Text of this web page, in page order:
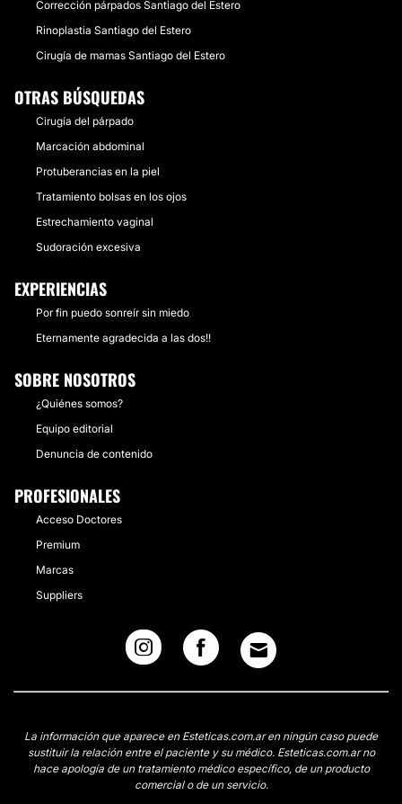
Corrección párpados Santiago del Estero
Rinoplastia Santiago del Estero
Cirugía de mamas Santiago del Estero
OTRAS BÚSQUEDAS
Cirugía del párpado
Marcación abdominal
Protuberancias en la piel
Tratamiento bolsas en los ojos
Estrechamiento vaginal
Sudoración excesiva
EXPERIENCIAS
Por fin puedo sonreír sin miedo
Eternamente agradecida a las dos!!
SOBRE NOSOTROS
¿Quiénes somos?
Equipo editorial
Denuncia de contenido
PROFESIONALES
Acceso Doctores
Premium
Marcas
Suppliers
La información que aparece en Esteticas.com.ar en ningún caso puede
sustituir la relación entre el paciente y su médico. Esteticas.com.ar no
hace apología de un tratamiento médico específico, de un producto
comercial o de un servicio.